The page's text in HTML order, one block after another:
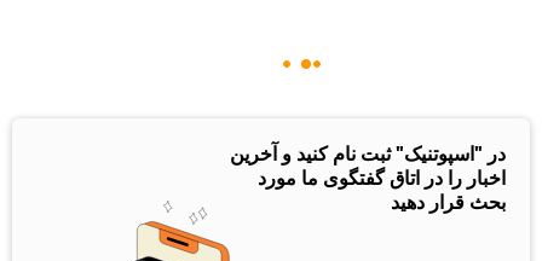
در "اسپوتنیک" ثبت نام کنید و آخرین
اخبار را در اتاق گفتگوی ما مورد
بحث قرار دهید